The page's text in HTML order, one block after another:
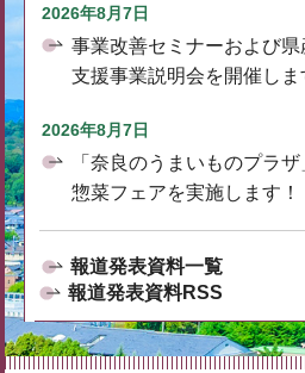
2026年8月7日
事業改善セミナーおよび
支援事業説明会を開催しま
2026年8月7日
「奈良のうまいものプラ
惣菜フェアを実施します！
報道発表資料一覧
報道発表資料RSS